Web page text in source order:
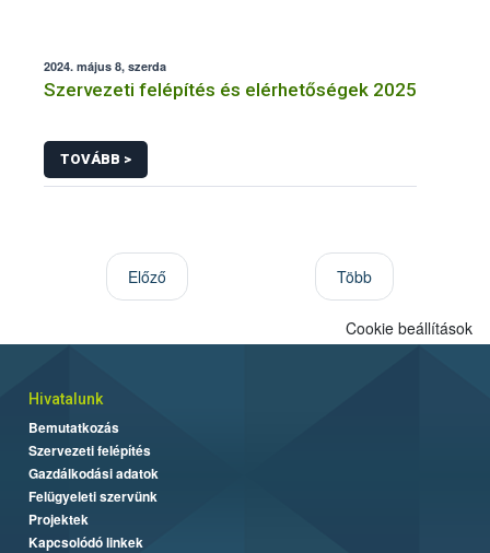
2024. május 8, szerda
Szervezeti felépítés és elérhetőségek 2025
TOVÁBB >
Előző Több
Cookie beállítások
Hivatalunk
Bemutatkozás
Szervezeti felépítés
Gazdálkodási adatok
Felügyeleti szervünk
Projektek
Kapcsolódó linkek